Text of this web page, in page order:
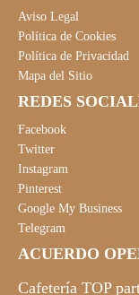
Aviso Legal
Política de Cookies
Política de Privacidad
Mapa del Sitio
REDES
Facebook
Twitter
Instagram
Pinterest
Google My Business
Telegram
ACUERDO
Cafetería TOP